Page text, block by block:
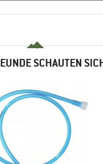
SCHAUTEN